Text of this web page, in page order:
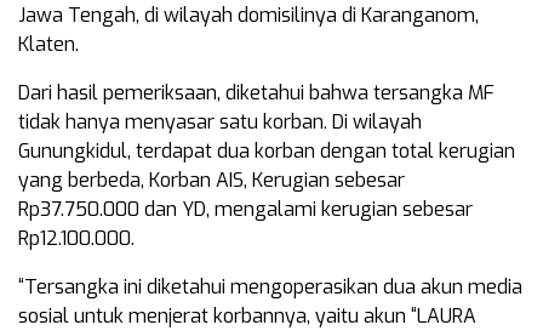
Jawa Tengah, di wilayah domisilinya di Karanganom,
Klaten.
Dari hasil pemeriksaan, diketahui bahwa tersangka MF
tidak hanya menyasar satu korban. Di wilayah
Gunungkidul, terdapat dua korban dengan total kerugian
yang berbeda, Korban AIS, Kerugian sebesar
Rp37.750.000 dan YD, mengalami kerugian sebesar
Rp12.100.000.
“Tersangka ini diketahui mengoperasikan dua akun media
sosial untuk menjerat korbannya, yaitu akun “LAURA